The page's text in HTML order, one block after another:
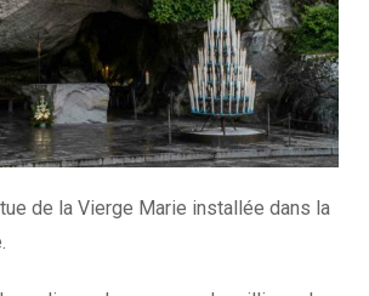
de la Vierge Marie installée dans la